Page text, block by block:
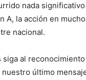
nada
A, la acción en
nacional.
al
último